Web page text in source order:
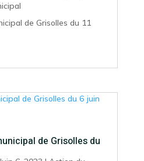
de Grisolles du 11
de Grisolles du